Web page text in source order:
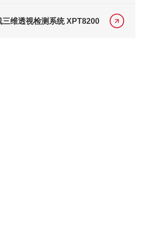
三维透视检测系统 XPT8200